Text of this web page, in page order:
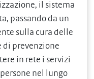
il sistema
passando da un
sulla cura delle
di prevenzione
in rete i servizi
nel lungo